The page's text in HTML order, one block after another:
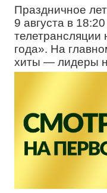
Праздничное
9 августа в
года». На
хиты — лидеры